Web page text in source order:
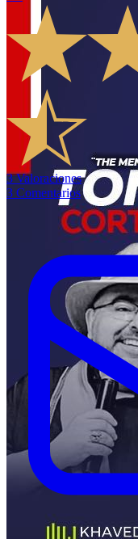
3 Valoraciones
3 Comentarios